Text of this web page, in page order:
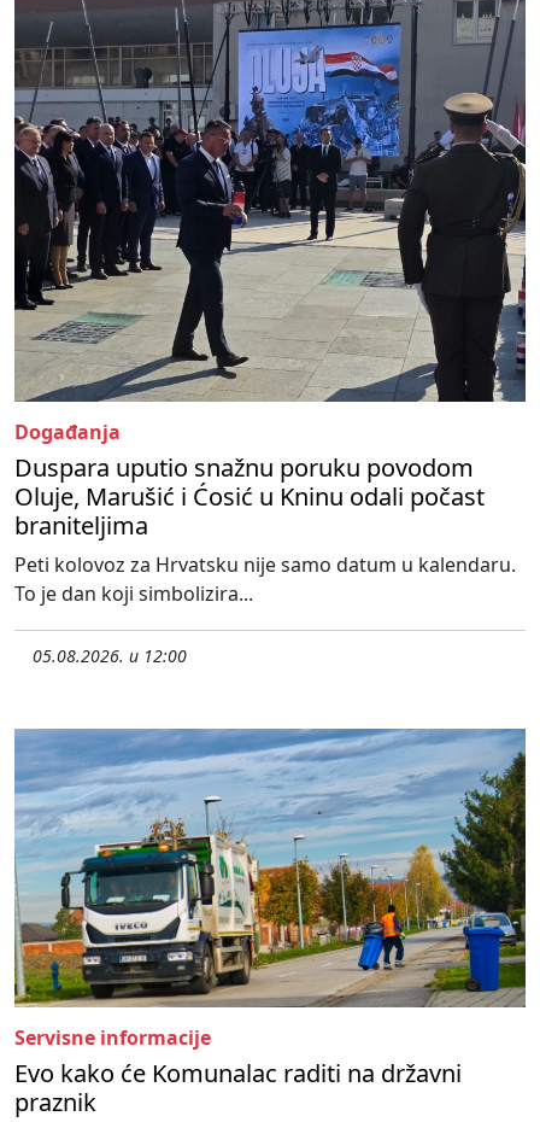
Događanja
Duspara uputio snažnu poruku povodom
Oluje, Marušić i Ćosić u Kninu odali počast
braniteljima
Peti kolovoz za Hrvatsku nije samo datum u kalendaru.
To je dan koji simbolizira...
05.08.2026. u 12:00
Servisne informacije
Evo kako će Komunalac raditi na državni
praznik